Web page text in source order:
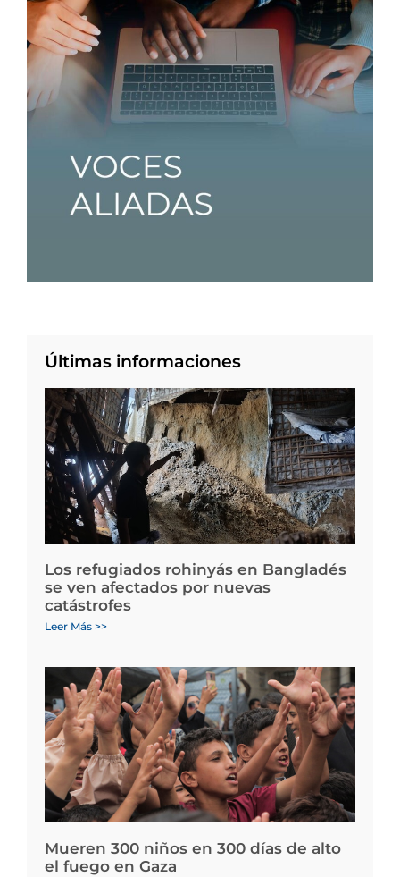
Últimas informaciones
Los refugiados rohinyás en Bangladés
se ven afectados por nuevas
catástrofes
Leer Más >>
Mueren 300 niños en 300 días de alto
el fuego en Gaza